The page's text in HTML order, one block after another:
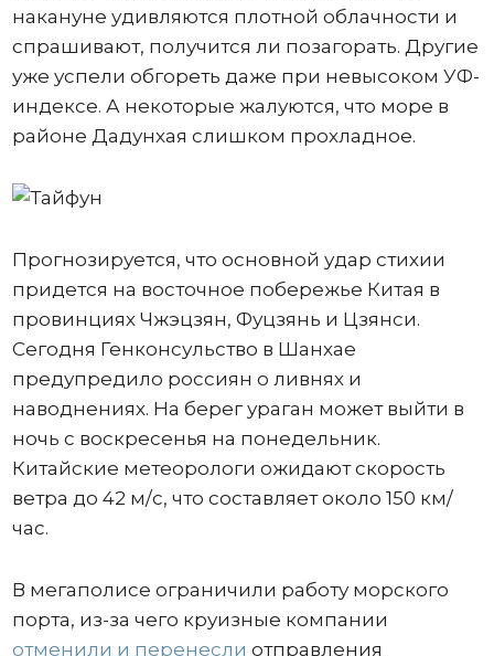
накануне удивляются плотной облачности и
спрашивают, получится ли позагорать. Другие
уже успели обгореть даже при невысоком УФ-
индексе. А некоторые жалуются, что море в
районе Дадунхая слишком прохладное.
Прогнозируется, что основной удар стихии
придется на восточное побережье Китая в
провинциях Чжэцзян, Фуцзянь и Цзянси.
Сегодня Генконсульство в Шанхае
предупредило россиян о ливнях и
наводнениях. На берег ураган может выйти в
ночь с воскресенья на понедельник.
Китайские метеорологи ожидают скорость
ветра до 42 м/с, что составляет около 150 км/
час.
В мегаполисе ограничили работу морского
порта, из-за чего круизные компании
отменили и перенесли отправления